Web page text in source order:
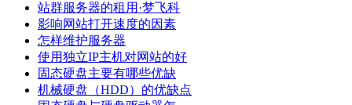
站群服务器的租用·梦飞科
影响网站打开速度的因素
怎样维护服务器
使用独立IP主机对网站的好
固态硬盘主要有哪些优缺
机械硬盘（HDD）的优缺点